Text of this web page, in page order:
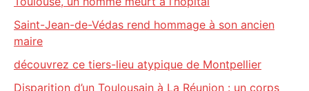
Saint-Jean-de-Védas rend hommage à son ancien
maire
découvrez ce tiers-lieu atypique de Montpellier
Disparition d’un Toulousain à La Réunion : un corps